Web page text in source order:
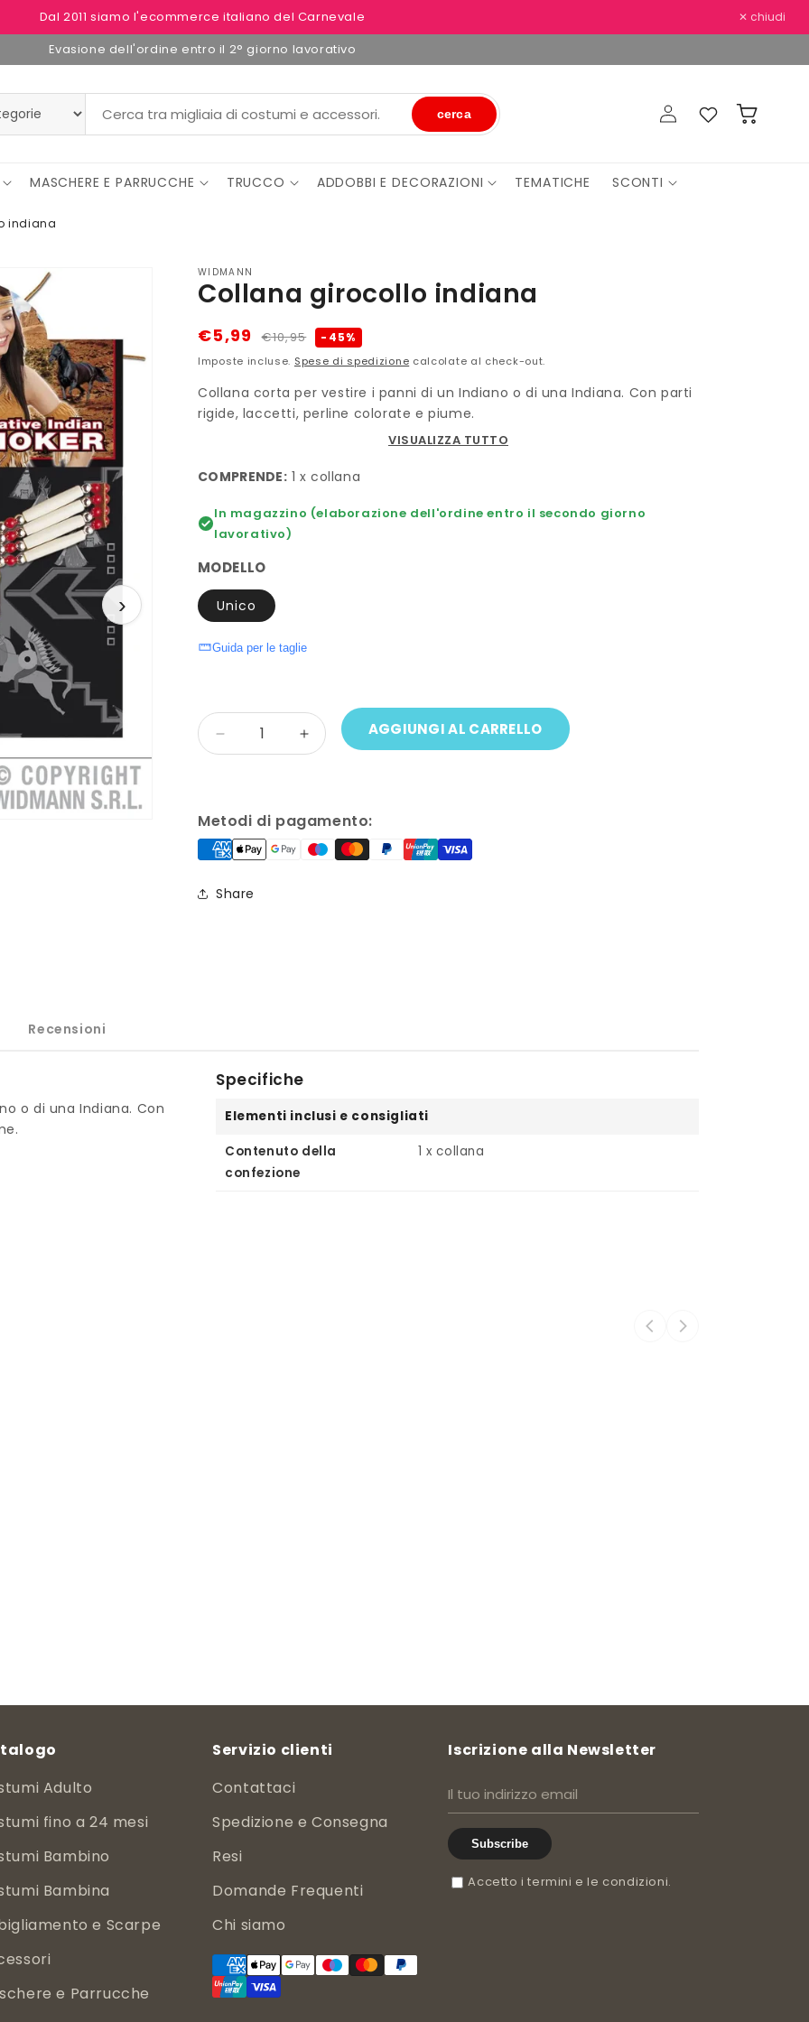
Dal 2011 siamo l'ecommerce italiano del Carnevale ✕ chiudi
Evasione dell'ordine entro il 2° giorno lavorativo
Accedi Preferiti Carrello
cerca
MASCHERE E PARRUCCHE TRUCCO ADDOBBI E DECORAZIONI TEMATICHE SCONTI
indiana
›
WIDMANN
Collana girocollo indiana
Prezzo
di
listino
€10,95
Prezzo
scontato
€5,99 -45%
Imposte incluse. Spese di spedizione calcolate al check-out.
Collana corta per vestire i panni di un Indiano o di una Indiana. Con parti
rigide, laccetti, perline colorate e piume.
VISUALIZZA TUTTO
COMPRENDE: 1 x collana
In magazzino (elaborazione dell'ordine entro il secondo giorno
lavorativo)
MODELLO
Unico
Guida per le taglie
Quantità
Diminuisci
quantità
girocollo
indiana
Aumenta
quantità
girocollo
indiana
AGGIUNGI AL CARRELLO
Metodi di pagamento:
Share
Recensioni
o di una Indiana. Con
Specifiche
Elementi inclusi e consigliati
Contenuto della
confezione
1 x collana
Adulto
fino a 24 mesi
Bambino
Bambina
e Scarpe
e Parrucche
Servizio clienti
Contattaci
Spedizione e Consegna
Resi
Domande Frequenti
Chi siamo
Iscrizione alla Newsletter
Subscribe
Accetto i termini e le condizioni.